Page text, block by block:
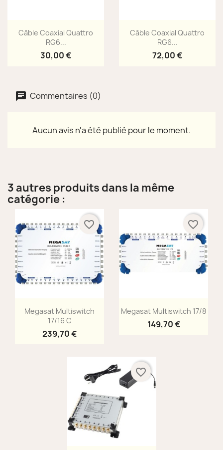
Aperçu rapide
Câble Coaxial Quattro
RG6...
30,00 €
Aperçu rapide
Câble Coaxial Quattro
RG6...
72,00 €
Commentaires (0)
Aucun avis n'a été publié pour le moment.
3 autres produits dans la même
catégorie :
Aperçu rapide
Megasat Multiswitch
17/16 C
239,70 €
favorite_border
Aperçu rapide
Megasat Multiswitch 17/8
149,70 €
favorite_border
favorite_border